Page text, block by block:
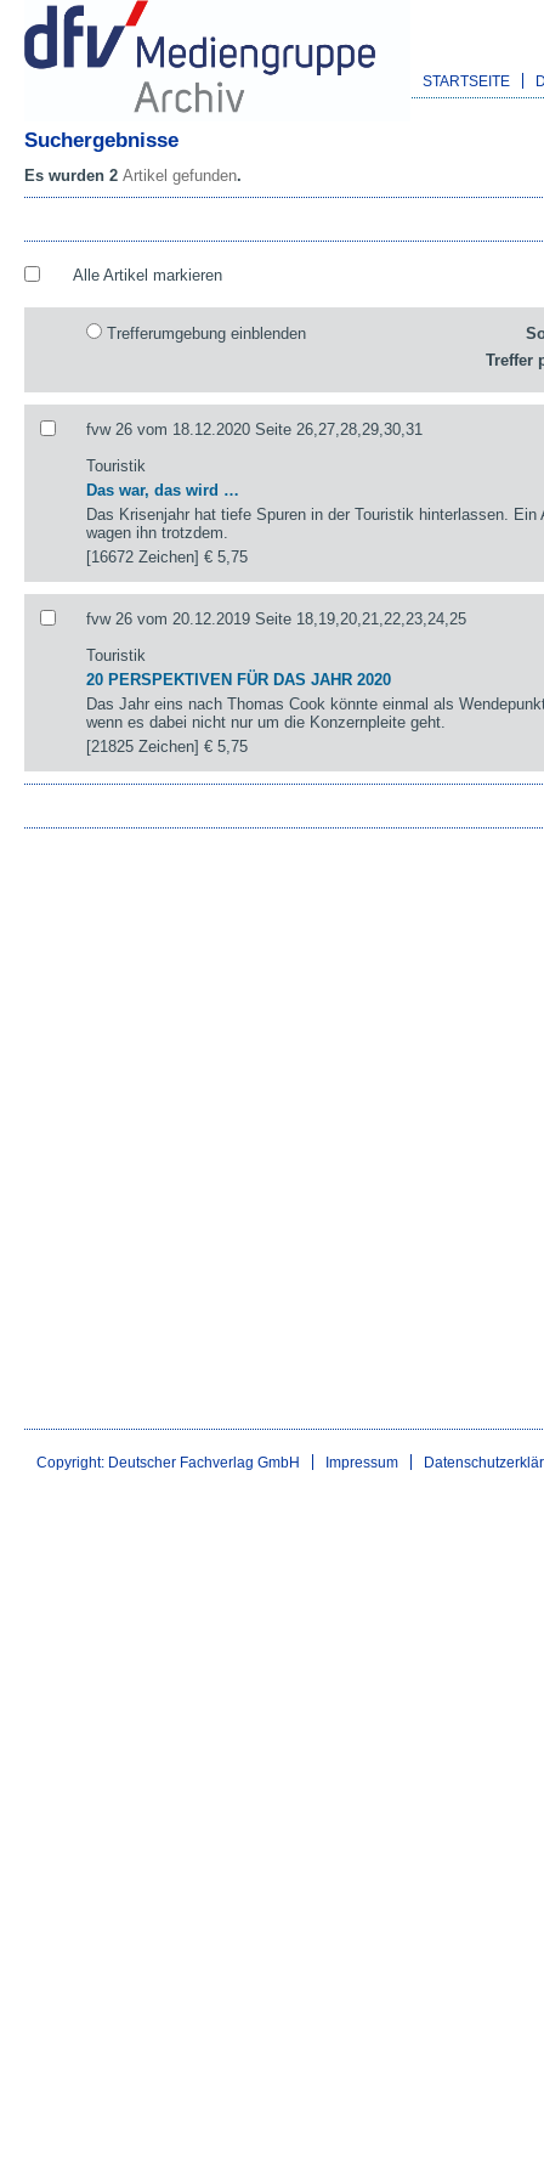
STARTSEITE
Suchergebnisse
Es wurden 2 Artikel gefunden.
Alle Artikel markieren
Trefferumgebung einblenden
Treffer
fvw 26 vom 18.12.2020 Seite 26,27,28,29,30,31
Touristik
Das war, das wird …
Das Krisenjahr hat tiefe Spuren in der Touristik hinterlassen.
wagen ihn trotzdem.
[16672 Zeichen]€ 5,75
fvw 26 vom 20.12.2019 Seite 18,19,20,21,22,23,24,25
Touristik
20 PERSPEKTIVEN FÜR DAS JAHR 2020
Das Jahr eins nach Thomas Cook könnte einmal als
wenn es dabei nicht nur um die Konzernpleite geht.
[21825 Zeichen]€ 5,75
Copyright: Deutscher Fachverlag GmbH Impressum